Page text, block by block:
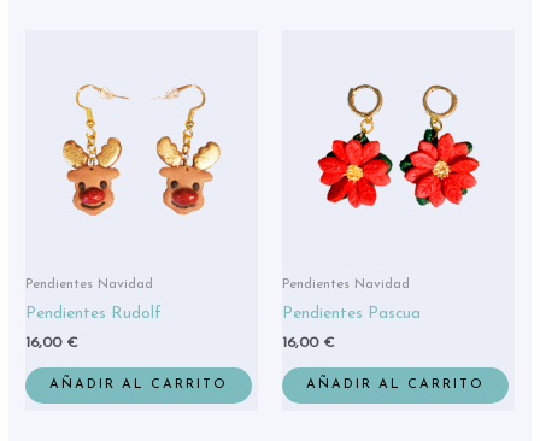
Pendientes Navidad
Pendientes Rudolf
16,00 €
AÑADIR AL CARRITO
Pendientes Navidad
Pendientes Pascua
16,00 €
AÑADIR AL CARRITO